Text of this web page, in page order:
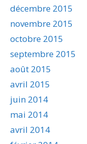
décembre 2015
novembre 2015
octobre 2015
septembre 2015
août 2015
avril 2015
juin 2014
mai 2014
avril 2014